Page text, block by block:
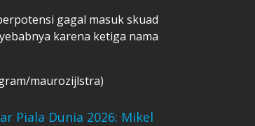
gagal masuk skuad
karena ketiga nama
maurozijlstra)
Piala Dunia 2026: Mikel